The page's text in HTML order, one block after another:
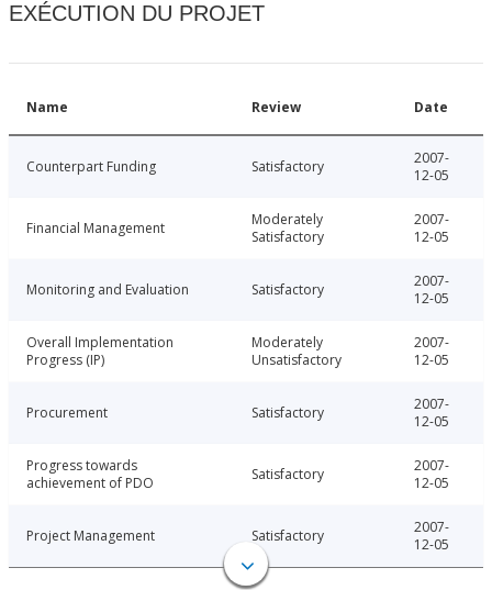
EXÉCUTION DU PROJET
Name Review Date
Counterpart Funding Satisfactory
2007-
12-05
Financial Management
Moderately
Satisfactory
2007-
12-05
Monitoring and Evaluation Satisfactory
2007-
12-05
Overall Implementation
Progress (IP)
Moderately
Unsatisfactory
2007-
12-05
Procurement Satisfactory
2007-
12-05
Progress towards
achievement of PDO
Satisfactory
2007-
12-05
Project Management Satisfactory
2007-
12-05